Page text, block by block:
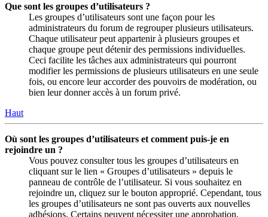
Que sont les groupes d’utilisateurs ?
Les groupes d’utilisateurs sont une façon pour les
administrateurs du forum de regrouper plusieurs utilisateurs.
Chaque utilisateur peut appartenir à plusieurs groupes et
chaque groupe peut détenir des permissions individuelles.
Ceci facilite les tâches aux administrateurs qui pourront
modifier les permissions de plusieurs utilisateurs en une seule
fois, ou encore leur accorder des pouvoirs de modération, ou
bien leur donner accès à un forum privé.
Haut
Où sont les groupes d’utilisateurs et comment puis-je en
rejoindre un ?
Vous pouvez consulter tous les groupes d’utilisateurs en
cliquant sur le lien « Groupes d’utilisateurs » depuis le
panneau de contrôle de l’utilisateur. Si vous souhaitez en
rejoindre un, cliquez sur le bouton approprié. Cependant, tous
les groupes d’utilisateurs ne sont pas ouverts aux nouvelles
adhésions. Certains peuvent nécessiter une approbation,